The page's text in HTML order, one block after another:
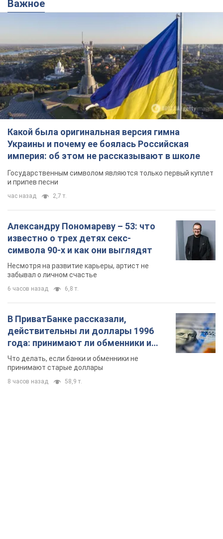
Важное
Какой была оригинальная версия гимна
Украины и почему ее боялась Российская
империя: об этом не рассказывают в школе
Государственным символом являются только первый куплет
и припев песни
час назад 2,7 т.
Александру Пономареву – 53: что
известно о трех детях секс-
символа 90-х и как они выглядят
Несмотря на развитие карьеры, артист не
забывал о личном счастье
6 часов назад 6,8 т.
В ПриватБанке рассказали,
действительны ли доллары 1996
года: принимают ли обменники и
банки такие купюры
Что делать, если банки и обменники не
принимают старые доллары
8 часов назад 58,9 т.